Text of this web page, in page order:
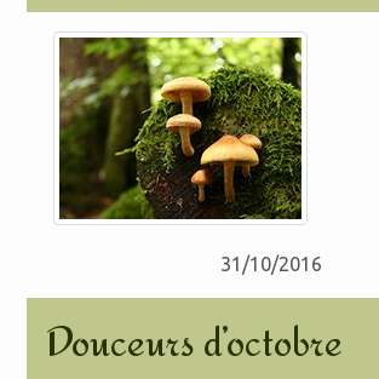
31/10/2016
Douceurs d’octobre